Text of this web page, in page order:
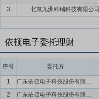
3 北京九洲科瑞科技有限公司
依顿电子委托理财
序号 委托方
1 广东依顿电子科技股份有限公司
2
广东依顿电子科技股份有限公司